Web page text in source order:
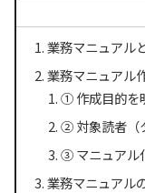
業務マニュアル
業務マニュアル
① 作成目的を
② 対象読者（
③ マニュアル
業務マニュアル